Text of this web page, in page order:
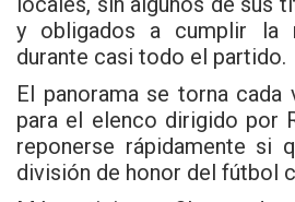
y obligados a cumplir la
durante casi todo el partido.
El panorama se torna
para el elenco dirigido por
reponerse rápidamente si
división de honor del fútbol